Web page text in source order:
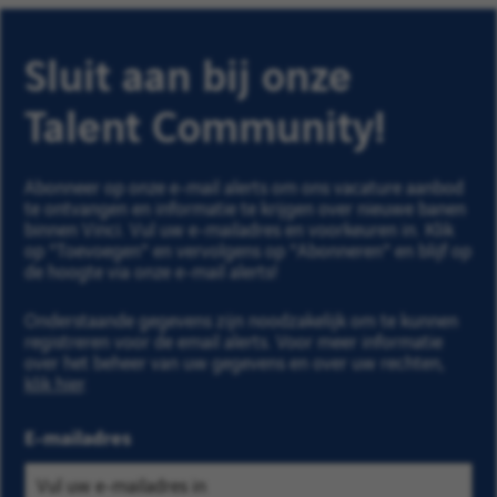
Sluit aan bij onze
Talent Community!
Abonneer op onze e-mail alerts om ons vacature aanbod
te ontvangen en informatie te krijgen over nieuwe banen
binnen Vinci. Vul uw e-mailadres en voorkeuren in. Klik
op "Toevoegen" en vervolgens op "Abonneren" en blijf op
de hoogte via onze e-mail alerts!
Onderstaande gegevens zijn noodzakelijk om te kunnen
registreren voor de email alerts. Voor meer informatie
over het beheer van uw gegevens en over uw rechten,
klik hier
E-mailadres